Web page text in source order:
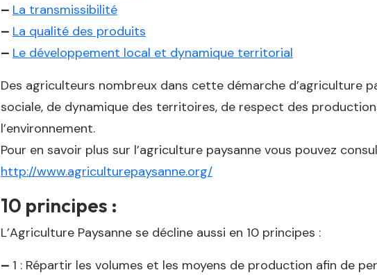
– La transmissibilité
– La qualité des produits
– Le développement local et dynamique territorial
Des agriculteurs nombreux dans cette démarche d’agriculture
sociale, de dynamique des territoires, de respect des
l’environnement.
Pour en savoir plus sur l’agriculture paysanne vous pouvez
http://www.agriculturepaysanne.org/
10 principes :
L’Agriculture Paysanne se décline aussi en 10 principes :
– 1 : Répartir les volumes et les moyens de production afin de